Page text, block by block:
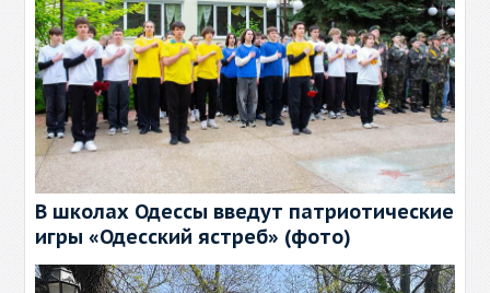
В школах Одессы введут патриотические
игры «Одесский ястреб» (фото)